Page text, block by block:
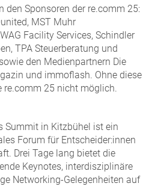
den Sponsoren der re.comm 25:
MST Muhr
Facility Services, Schindler
TPA Steuerberatung und
den Medienpartnern Die
und immoflash. Ohne diese
re.comm 25 nicht möglich.
Summit in Kitzbühel ist ein
Forum für Entscheider:innen
Drei Tage lang bietet die
Keynotes, interdisziplinäre
Networking-Gelegenheiten auf